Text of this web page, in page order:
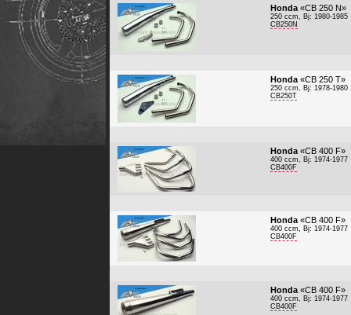
Honda «CB 250 N»
250 ccm, Bj: 1980-1985
CB250N
Honda «CB 250 T»
250 ccm, Bj: 1978-1980
CB250T
Honda «CB 400 F»
400 ccm, Bj: 1974-1977
CB400F
Honda «CB 400 F»
400 ccm, Bj: 1974-1977
CB400F
Honda «CB 400 F»
400 ccm, Bj: 1974-1977
CB400F